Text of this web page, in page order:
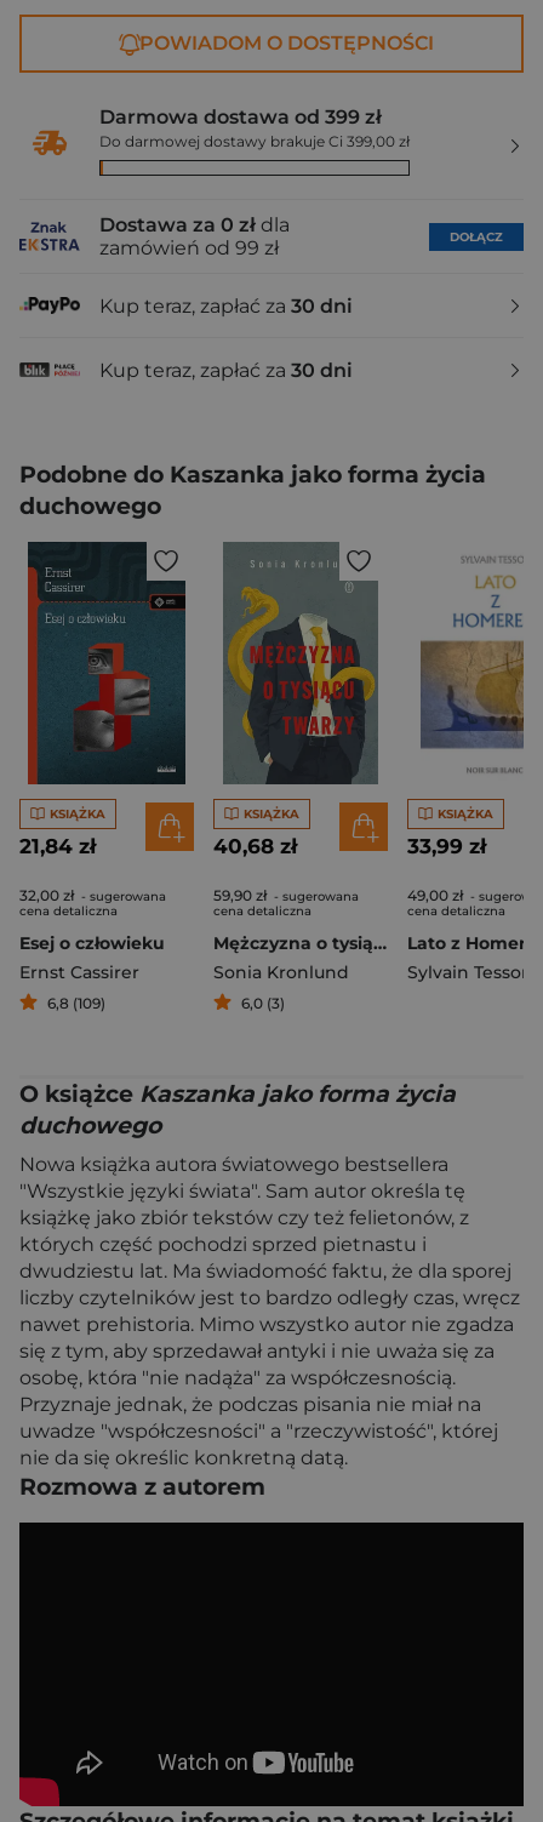
POWIADOM O DOSTĘPNOŚCI
Darmowa dostawa od 399 zł
Do darmowej dostawy brakuje Ci 399,00 zł
Dostawa za 0 zł dla
zamówień od 99 zł
DOŁĄCZ
Kup teraz, zapłać za 30 dni
Kup teraz, zapłać za 30 dni
Podobne do Kaszanka jako forma życia
duchowego
KSIĄŻKA
21,84 zł
32,00 zł - sugerowana
cena detaliczna
Esej o człowieku
Ernst Cassirer
6,8 (109)
KSIĄŻKA
40,68 zł
59,90 zł - sugerowana
cena detaliczna
Mężczyzna o tysiącu twarzy
Sonia Kronlund
6,0 (3)
KSIĄŻKA
33,99 zł
49,00 zł -
cena detaliczna
Lato z
Sylvain Tesson
O książce Kaszanka jako forma życia
duchowego
Nowa książka autora światowego bestsellera
"Wszystkie języki świata". Sam autor określa tę
książkę jako zbiór tekstów czy też felietonów, z
których część pochodzi sprzed pietnastu i
dwudziestu lat. Ma świadomość faktu, że dla sporej
liczby czytelników jest to bardzo odległy czas, wręcz
nawet prehistoria. Mimo wszystko autor nie zgadza
się z tym, aby sprzedawał antyki i nie uważa się za
osobę, która "nie nadąża" za współczesnością.
Przyznaje jednak, że podczas pisania nie miał na
uwadze "współczesności" a "rzeczywistość", której
nie da się określic konkretną datą.
Rozmowa z autorem